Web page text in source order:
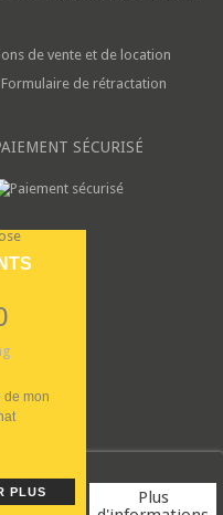
Plus
de vente et de location
Formulaire de rétractation
SÉCURISÉ
de mon
PLUS